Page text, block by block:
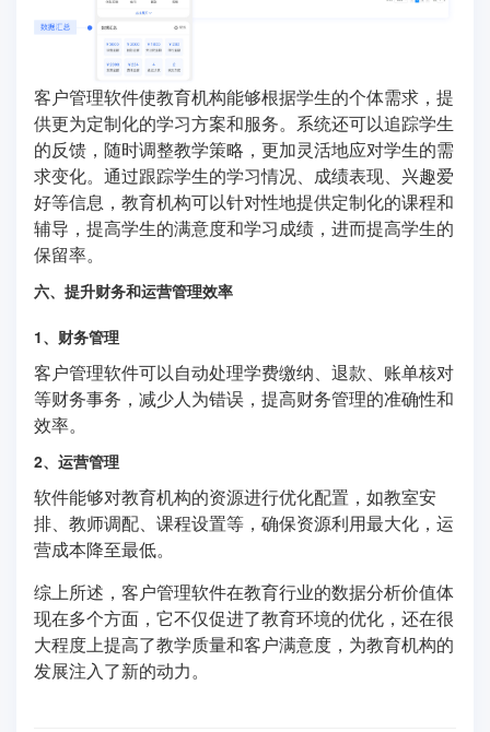
客户管理软件使教育机构能够根据学生的个体需求，提
供更为定制化的学习方案和服务。系统还可以追踪学生
的反馈，随时调整教学策略，更加灵活地应对学生的需
求变化。通过跟踪学生的学习情况、成绩表现、兴趣爱
好等信息，教育机构可以针对性地提供定制化的课程和
辅导，提高学生的满意度和学习成绩，进而提高学生的
保留率。
六、提升财务和运营管理效率
1、财务管理
客户管理软件可以自动处理学费缴纳、退款、账单核对
等财务事务，减少人为错误，提高财务管理的准确性和
效率。
2、运营管理
软件能够对教育机构的资源进行优化配置，如教室安
排、教师调配、课程设置等，确保资源利用最大化，运
营成本降至最低。
综上所述，客户管理软件在教育行业的数据分析价值体
现在多个方面，它不仅促进了教育环境的优化，还在很
大程度上提高了教学质量和客户满意度，为教育机构的
发展注入了新的动力。